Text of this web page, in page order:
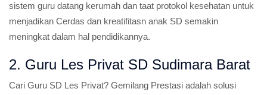
sistem guru datang kerumah dan taat protokol kesehatan untuk
menjadikan Cerdas dan kreatifitasn anak SD semakin
meningkat dalam hal pendidikannya.
2. Guru Les Privat SD Sudimara Barat
Cari Guru SD Les Privat? Gemilang Prestasi adalah solusi